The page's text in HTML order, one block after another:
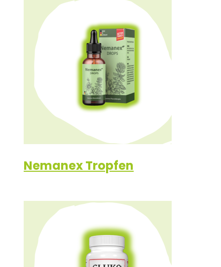
Nemanex Tropfen